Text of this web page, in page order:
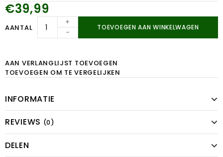
€39,99
AANTAL
+
-
TOEVOEGEN AAN WINKELWAGEN
AAN VERLANGLIJST TOEVOEGEN
TOEVOEGEN OM TE VERGELIJKEN
INFORMATIE
REVIEWS (0)
DELEN